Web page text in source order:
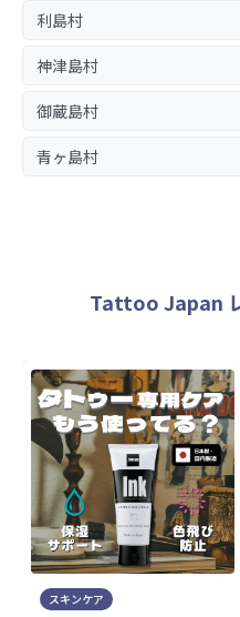
利島村
神津島村
御蔵島村
青ヶ島村
Tattoo Japan
スキンケア